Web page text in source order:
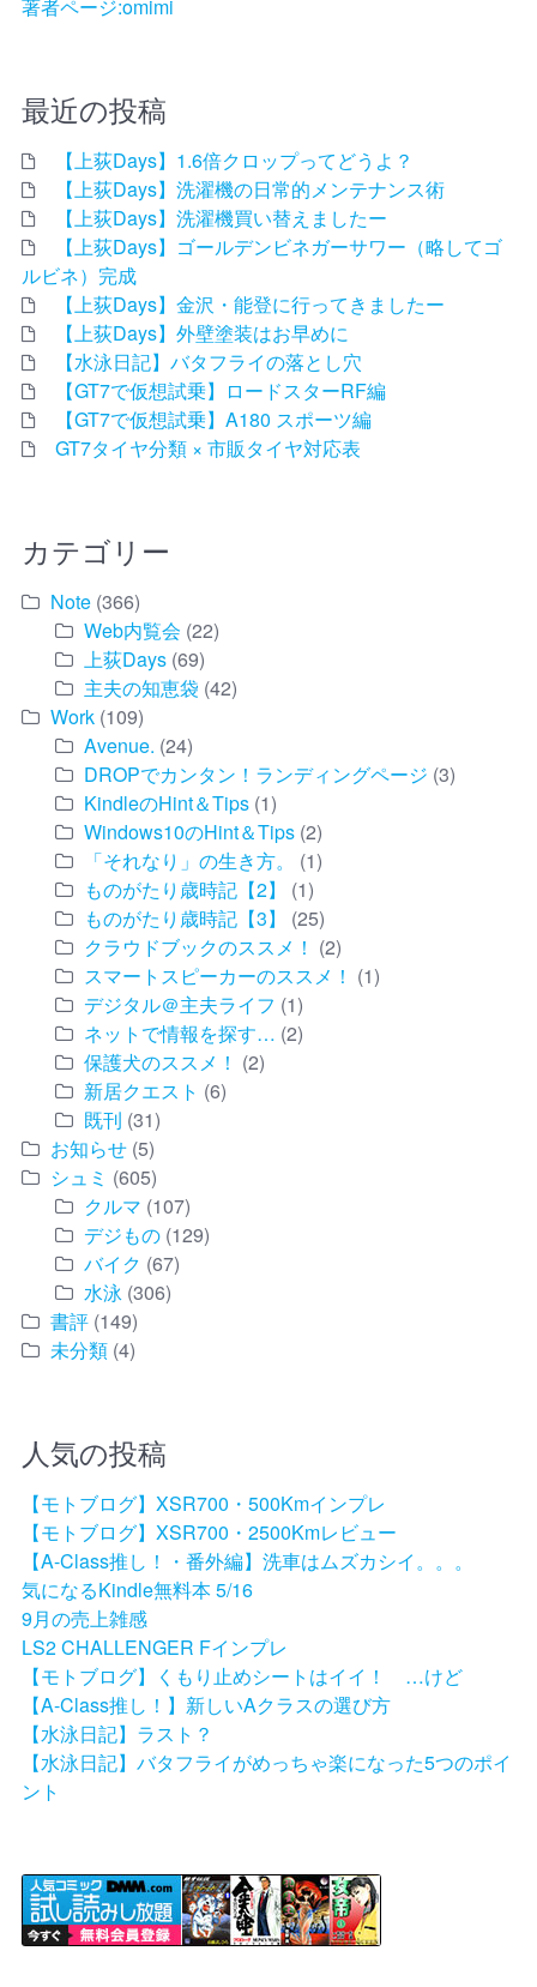
著者ページ:omimi
最近の投稿
【上荻Days】1.6倍クロップってどうよ？
【上荻Days】洗濯機の日常的メンテナンス術
【上荻Days】洗濯機買い替えましたー
【上荻Days】ゴールデンビネガーサワー（略してゴ
ルビネ）完成
【上荻Days】金沢・能登に行ってきましたー
【上荻Days】外壁塗装はお早めに
【水泳日記】バタフライの落とし穴
【GT7で仮想試乗】ロードスターRF編
【GT7で仮想試乗】A180 スポーツ編
GT7タイヤ分類 × 市販タイヤ対応表
カテゴリー
Note (366)
Web内覧会 (22)
上荻Days (69)
主夫の知恵袋 (42)
Work (109)
Avenue. (24)
DROPでカンタン！ランディングページ (3)
KindleのHint＆Tips (1)
Windows10のHint＆Tips (2)
「それなり」の生き方。
(1)
ものがたり歳時記【2】
(1)
ものがたり歳時記【3】
(25)
クラウドブックのススメ！ (2)
スマートスピーカーのススメ！ (1)
デジタル＠主夫ライフ (1)
ネットで情報を探す… (2)
保護犬のススメ！ (2)
新居クエスト (6)
既刊 (31)
お知らせ (5)
シュミ (605)
クルマ (107)
デジもの (129)
バイク (67)
水泳 (306)
書評 (149)
未分類 (4)
人気の投稿
【モトブログ】XSR700・500Kmインプレ
【モトブログ】XSR700・2500Kmレビュー
【A-Class推し！・番外編】洗車はムズカシイ。。。
気になるKindle無料本 5/16
9月の売上雑感
LS2 CHALLENGER Fインプレ
【モトブログ】くもり止めシートはイイ！ …けど
【A-Class推し！】新しいAクラスの選び方
【水泳日記】ラスト？
【水泳日記】バタフライがめっちゃ楽になった5つのポイ
ント